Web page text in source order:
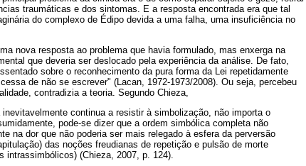
traumáticas e dos sintomas. E a resposta encontrada era que tal
do complexo de Édipo devida a uma falha, uma insuficiência no
nova resposta ao problema que havia formulado, mas enxerga na
que deveria ser deslocado pela experiência da análise. De fato,
sobre o reconhecimento da pura forma da Lei repetidamente
de não se escrever" (Lacan, 1972-1973/2008). Ou seja, percebeu
contradizia a teoria. Segundo Chieza,
continua a resistir à simbolização, não importa o
pode-se dizer que a ordem simbólica completa não
na dor que não poderia ser mais relegado à esfera da perversão
das noções freudianas de repetição e pulsão de morte
intrassimbólicos) (Chieza, 2007, p. 124).